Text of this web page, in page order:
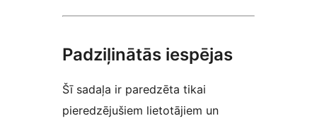
Padziļinātās iespējas
Šī sadaļa ir paredzēta tikai
pieredzējušiem lietotājiem un